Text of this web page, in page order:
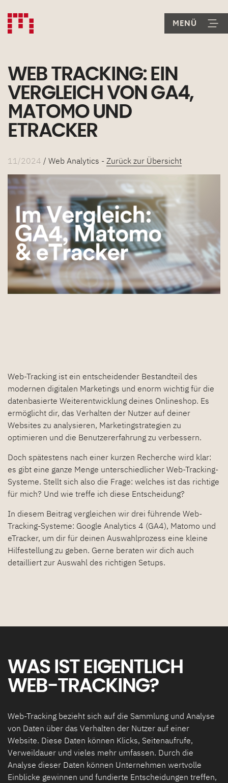
WEB TRACKING: EIN
VERGLEICH VON GA4,
MATOMO UND
ETRACKER
11/2024 / Web Analytics - Zurück zur Übersicht
Web-Tracking ist ein entscheidender Bestandteil des
modernen digitalen Marketings und enorm wichtig für die
datenbasierte Weiterentwicklung deines Onlineshop. Es
ermöglicht dir, das Verhalten der Nutzer auf deiner
Websites zu analysieren, Marketingstrategien zu
optimieren und die Benutzererfahrung zu verbessern.
Doch spätestens nach einer kurzen Recherche wird klar:
es gibt eine ganze Menge unterschiedlicher Web-Tracking-
Systeme. Stellt sich also die Frage: welches ist das richtige
für mich? Und wie treffe ich diese Entscheidung?
In diesem Beitrag vergleichen wir drei führende Web-
Tracking-Systeme: Google Analytics 4 (GA4), Matomo und
eTracker, um dir für deinen Auswahlprozess eine kleine
Hilfestellung zu geben. Gerne beraten wir dich auch
detailliert zur Auswahl des richtigen Setups.
WAS IST EIGENTLICH
WEB-TRACKING?
Web-Tracking bezieht sich auf die Sammlung und Analyse
von Daten über das Verhalten der Nutzer auf einer
Website. Diese Daten können Klicks, Seitenaufrufe,
Verweildauer und vieles mehr umfassen. Durch die
Analyse dieser Daten können Unternehmen wertvolle
Einblicke gewinnen und fundierte Entscheidungen treffen,